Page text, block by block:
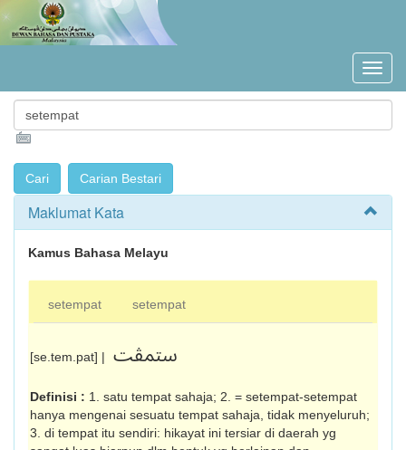
Maklumat Kata
Kamus Bahasa Melayu
setempat setempat
[se.tem.pat] | ستمڤت
Definisi : 1. satu tempat sahaja; 2. = setempat-setempat
hanya mengenai sesuatu tempat sahaja, tidak menyeluruh;
3. di tempat itu sendiri: hikayat ini tersiar di daerah yg